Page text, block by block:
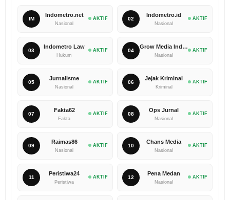
IM
Indometro.net
Nasional
AKTIF 02
Indometro.id
Nasional
AKTIF
03
Indometro Law
Hukum
AKTIF 04
Grow Media Indonesia
Nasional
AKTIF
05
Jurnalisme
Nasional
AKTIF 06
Jejak Kriminal
Kriminal
AKTIF
07
Fakta62
Fakta
AKTIF 08
Ops Jurnal
Nasional
AKTIF
09
Raimas86
Nasional
AKTIF 10
Chans Media
Nasional
AKTIF
11
Peristiwa24
Peristiwa
AKTIF 12
Pena Medan
Nasional
AKTIF